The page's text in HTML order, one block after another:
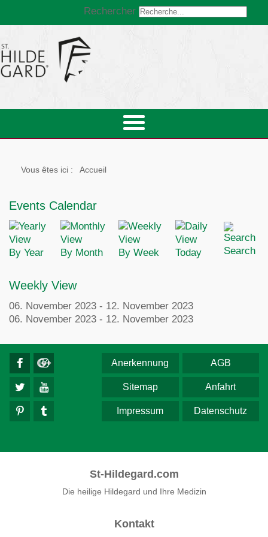
Rechercher
Vous êtes ici : Accueil
Events Calendar
By Year By Month By Week Today Search
Weekly View
06. November 2023 - 12. November 2023
06. November 2023 - 12. November 2023
AGB
Anerkennung
Anfahrt
Sitemap
Datenschutz
Impressum
St-Hildegard.com
Die heilige Hildegard und Ihre Medizin
Kontakt